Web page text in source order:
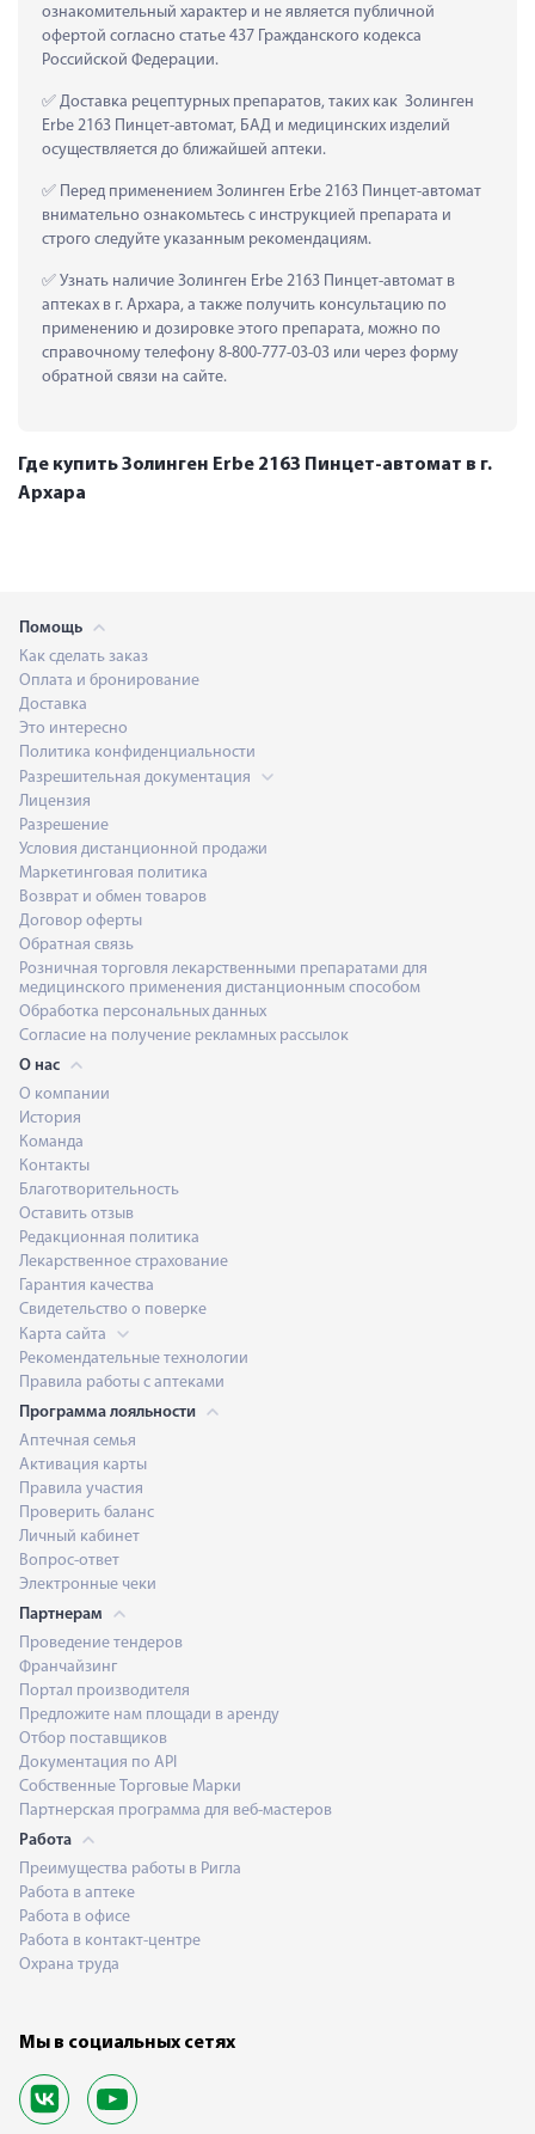
ознакомительный характер и не является публичной
офертой согласно статье 437 Гражданского кодекса
Российской Федерации.
Доставка рецептурных препаратов, таких как  Золинген
Erbe 2163 Пинцет-автомат, БАД и медицинских изделий
осуществляется до ближайшей аптеки.
Перед применением Золинген Erbe 2163 Пинцет-автомат
внимательно ознакомьтесь с инструкцией препарата и
строго следуйте указанным рекомендациям.
Узнать наличие Золинген Erbe 2163 Пинцет-автомат в
аптеках в г. Архара, а также получить консультацию по
применению и дозировке этого препарата, можно по
справочному телефону 8-800-777-03-03 или через форму
обратной связи на сайте.
Где купить Золинген Erbe 2163 Пинцет-автомат в г.
Архара
Помощь
Как сделать заказ
Оплата и бронирование
Доставка
Это интересно
Политика конфиденциальности
Разрешительная документация
Лицензия
Разрешение
Условия дистанционной продажи
Маркетинговая политика
Возврат и обмен товаров
Договор оферты
Обратная связь
Розничная торговля лекарственными препаратами для
медицинского применения дистанционным способом
Обработка персональных данных
Согласие на получение рекламных рассылок
О нас
О компании
История
Команда
Контакты
Благотворительность
Оставить отзыв
Редакционная политика
Лекарственное страхование
Гарантия качества
Свидетельство о поверке
Карта сайта
Рекомендательные технологии
Правила работы с аптеками
Программа лояльности
Аптечная семья
Активация карты
Правила участия
Проверить баланс
Личный кабинет
Вопрос-ответ
Электронные чеки
Партнерам
Проведение тендеров
Франчайзинг
Портал производителя
Предложите нам площади в аренду
Отбор поставщиков
Документация по API
Собственные Торговые Марки
Партнерская программа для веб-мастеров
Работа
Преимущества работы в Ригла
Работа в аптеке
Работа в офисе
Работа в контакт-центре
Охрана труда
Мы в социальных сетях